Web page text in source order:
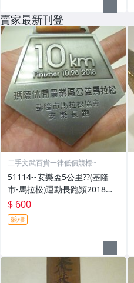
賣家最新刊登
二手文武百貨一律低價競標~
51114--安樂盃5公里??(基隆
市-馬拉松)運動長跑類2018年-
精緻獎牌??紀念章??(金屬材質-
郵寄免運費)
$ 600
競標